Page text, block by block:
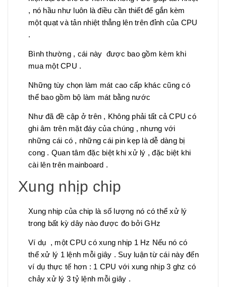
, nó hầu như luôn là điều cần thiết để gắn kèm
một quạt và tản nhiệt thẳng lên trên đỉnh của CPU
.
Bình thường , cái này được bao gồm kèm khi
mua một CPU .
Những tùy chọn làm mát cao cấp khác cũng có
thể bao gồm bộ làm mát bằng nước
Như đã đề cập ở trên , Không phải tất cả CPU có
ghi âm trên mặt đáy của chúng , nhưng với
những cái có , những cái pin kẹp là dễ dàng bị
cong . Quan tâm đặc biệt khi xử lý , đặc biệt khi
cài lên trên mainboard .
Xung nhịp chip
Xung nhịp của chip là số lượng nó có thể xử lý
trong bất kỳ dây nào được đo bởi GHz
Ví dụ , một CPU có xung nhịp 1 Hz Nếu nó có
thể xử lý 1 lệnh mỗi giây . Suy luận từ cái này đến
ví dụ thực tế hơn : 1 CPU với xung nhịp 3 ghz có
chảy xử lý 3 tỷ lệnh mỗi giây .